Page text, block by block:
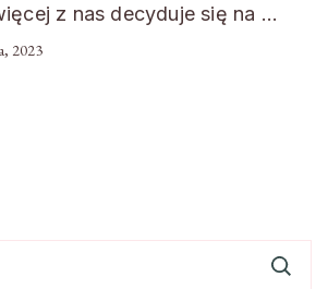
z nas decyduje się na …
2023